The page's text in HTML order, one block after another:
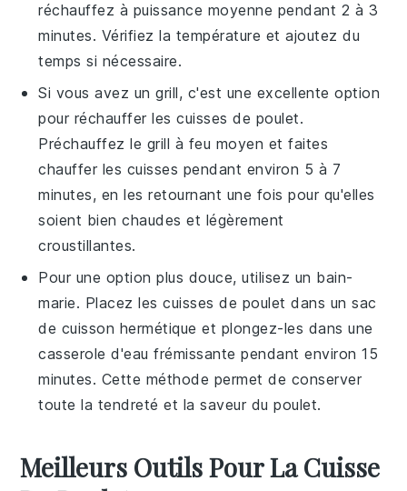
réchauffez à puissance moyenne pendant 2 à 3
minutes. Vérifiez la température et ajoutez du
temps si nécessaire.
Si vous avez ungrill, c'est une excellente option
pour réchauffer lescuisses de poulet.
Préchauffez le grill à feu moyen et faites
chauffer les cuisses pendant environ 5 à 7
minutes, en les retournant une fois pour qu'elles
soient bien chaudes et légèrement
croustillantes.
Pour une option plus douce, utilisez un bain-
marie. Placez lescuisses de poulet dans un sac
de cuisson hermétique et plongez-les dans une
casserole d'eau frémissante pendant environ 15
minutes. Cette méthode permet de conserver
toute la tendreté et la saveur du poulet.
Meilleurs Outils Pour La Cuisse